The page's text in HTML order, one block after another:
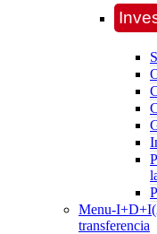
Menu-
transferencia